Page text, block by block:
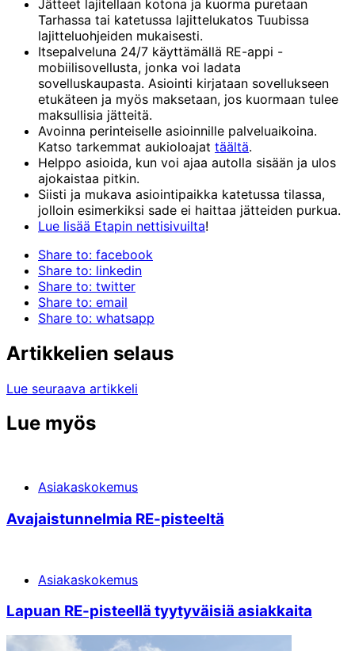
Jätteet lajitellaan kotona ja kuorma puretaan
Tarhassa tai katetussa lajittelukatos Tuubissa
lajitteluohjeiden mukaisesti.
Itsepalveluna 24/7 käyttämällä RE-appi -
mobiilisovellusta, jonka voi ladata
sovelluskaupasta. Asiointi kirjataan sovellukseen
etukäteen ja myös maksetaan, jos kuormaan tulee
maksullisia jätteitä.
Avoinna perinteiselle asioinnille palveluaikoina.
Katso tarkemmat aukioloajat täältä.
Helppo asioida, kun voi ajaa autolla sisään ja ulos
ajokaistaa pitkin.
Siisti ja mukava asiointipaikka katetussa tilassa,
jolloin esimerkiksi sade ei haittaa jätteiden purkua.
Lue lisää Etapin nettisivuilta!
Share to: facebook
Share to: linkedin
Share to: twitter
Share to: email
Share to: whatsapp
Artikkelien selaus
Lue seuraava artikkeli
Lue myös
Asiakaskokemus
Avajais­tunnelmia RE-pisteeltä
Asiakaskokemus
Lapuan RE-pisteellä tyytyväisiä asiakkaita